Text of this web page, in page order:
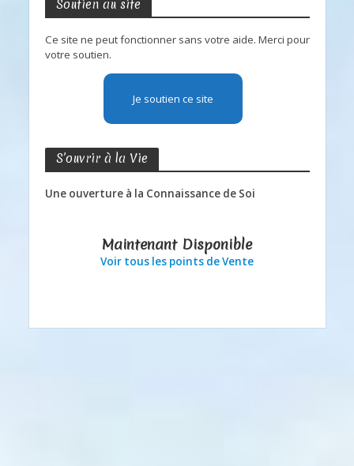
Soutien au site
Ce site ne peut fonctionner sans votre aide. Merci pour
votre soutien.
Je soutien ce site
S’ouvrir à la Vie
Une ouverture à la Connaissance de Soi
Maintenant Disponible
Voir tous les points de Vente